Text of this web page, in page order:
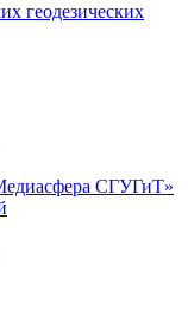
геодезических
СГУГиТ»